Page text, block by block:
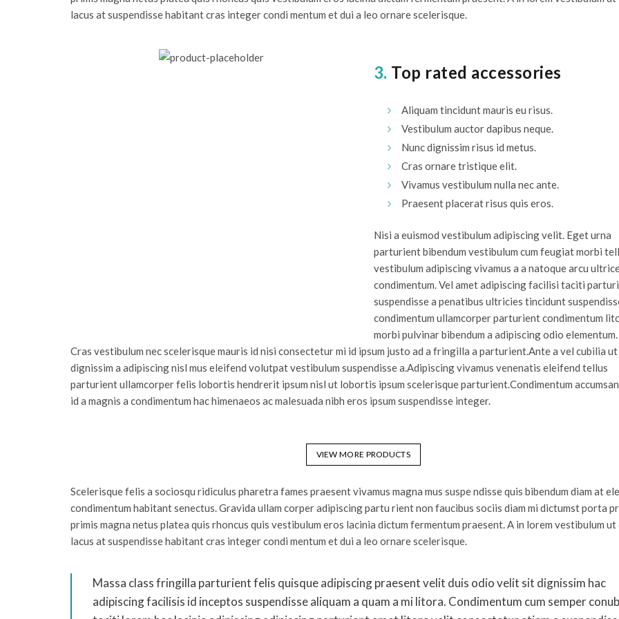
lacus at suspendisse habitant cras integer condi mentum et dui a leo ornare scelerisque.
3. Top rated accessories
Aliquam tincidunt mauris eu risus.
Vestibulum auctor dapibus neque.
Nunc dignissim risus id metus.
Cras ornare tristique elit.
Vivamus vestibulum nulla nec ante.
Praesent placerat risus quis eros.
Nisi a euismod vestibulum adipiscing velit. Eget urna
parturient bibendum vestibulum cum feugiat morbi
vestibulum adipiscing vivamus a a natoque arcu
condimentum. Vel amet adipiscing facilisi taciti
suspendisse a penatibus ultricies tincidunt
condimentum ullamcorper parturient condimentum
morbi pulvinar bibendum a adipiscing odio elementum.
Cras vestibulum nec scelerisque mauris id nisi consectetur mi id ipsum justo ad a fringilla a parturient.Ante a vel cubilia ut
dignissim a adipiscing nisl mus eleifend volutpat vestibulum suspendisse a.Adipiscing vivamus venenatis eleifend tellus
parturient ullamcorper felis lobortis hendrerit ipsum nisl ut lobortis ipsum scelerisque parturient.Condimentum
id a magnis a condimentum hac himenaeos ac malesuada nibh eros ipsum suspendisse integer.
VIEW MORE PRODUCTS
Scelerisque felis a sociosqu ridiculus pharetra fames praesent vivamus magna mus suspe ndisse quis bibendum diam at
condimentum habitant senectus. Gravida ullam corper adipiscing partu rient non faucibus sociis diam mi dictumst porta
primis magna netus platea quis rhoncus quis vestibulum eros lacinia dictum fermentum praesent. A in lorem vestibulum ut
lacus at suspendisse habitant cras integer condi mentum et dui a leo ornare scelerisque.
Massa class fringilla parturient felis quisque adipiscing praesent velit duis odio velit sit dignissim hac
adipiscing facilisis id inceptos suspendisse aliquam a quam a mi litora. Condimentum cum semper